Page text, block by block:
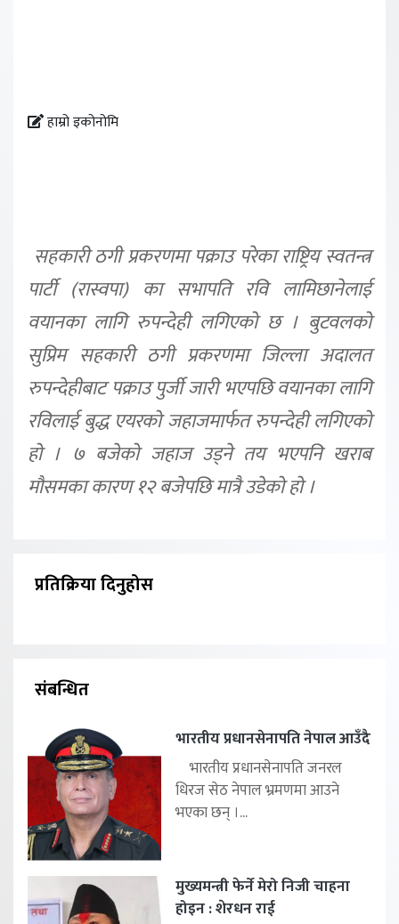
हाम्रो इकोनोमि
सहकारी ठगी प्रकरणमा पक्राउ परेका राष्ट्रिय स्वतन्त्र
पार्टी (रास्वपा) का सभापति रवि लामिछानेलाई
वयानका लागि रुपन्देही लगिएको छ । बुटवलको
सुप्रिम सहकारी ठगी प्रकरणमा जिल्ला अदालत
रुपन्देहीबाट पक्राउ पुर्जी जारी भएपछि वयानका लागि
रविलाई बुद्ध एयरको जहाजमार्फत रुपन्देही लगिएको
हो । ७ बजेको जहाज उड्ने तय भएपनि खराब
मौसमका कारण १२ बजेपछि मात्रै उडेको हो ।
प्रतिक्रिया दिनुहोस
संबन्धित
भारतीय प्रधानसेनापति नेपाल आउँदै
भारतीय प्रधानसेनापति जनरल
धिरज सेठ नेपाल भ्रमणमा आउने
भएका छन् ।...
मुख्यमन्त्री फेर्ने मेरो निजी चाहना
होइन : शेरधन राई